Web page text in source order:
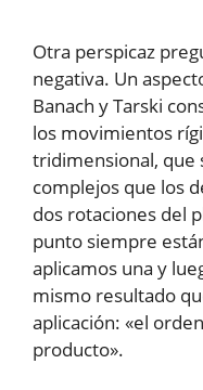
Otra perspicaz
negativa. Un
Banach y Tarski
los movimientos
tridimensional, que
complejos que los
dos rotaciones del
punto siempre
aplicamos una y
mismo resultado
aplicación: «el
producto».